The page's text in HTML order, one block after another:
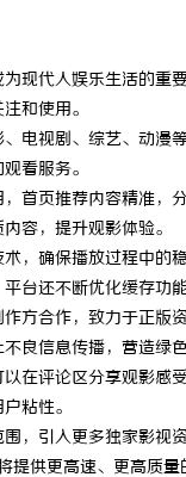
现代人娱乐生活的重
和使用。
电视剧、综艺、动
看服务。
首页推荐内容精准
容，提升观影体验。
，确保播放过程中
台还不断优化缓存功
方合作，致力于正
良信息传播，营造绿
在评论区分享观影
粘性。
，引入更多独家影
提供更高速、更高质